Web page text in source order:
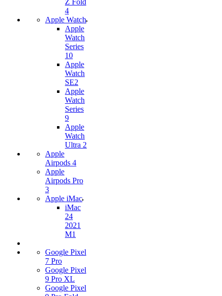
Z Fold
4
Apple Watch
Apple
Watch
Series
10
Apple
Watch
SE2
Apple
Watch
Series
9
Apple
Watch
Ultra 2
Apple
Airpods 4
Apple
Airpods Pro
3
Apple iMac
iMac
24
2021
M1
Google Pixel
7 Pro
Google Pixel
9 Pro XL
Google Pixel